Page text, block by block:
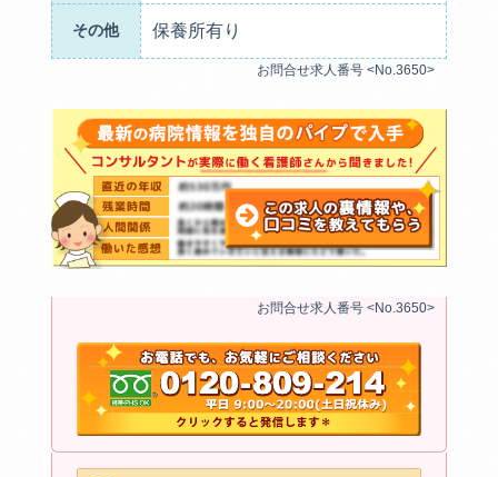
その他 保養所有り
お問合せ求人番号 <No.3650>
お問合せ求人番号 <No.3650>